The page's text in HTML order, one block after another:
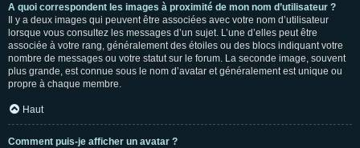
A quoi correspondent les images à proximité de mon nom d’utilisateur ?
Il y a deux images qui peuvent être associées avec votre nom d’utilisateur
lorsque vous consultez les messages d’un sujet. L’une d’elles peut être
associée à votre rang, généralement des étoiles ou des blocs indiquant votre
nombre de messages ou votre statut sur le forum. La seconde image, souvent
plus grande, est connue sous le nom d’avatar et généralement est unique ou
propre à chaque membre.
Haut
Comment puis-je afficher un avatar ?